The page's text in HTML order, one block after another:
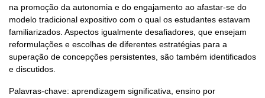
na promoção da autonomia e do engajamento ao afastar-se do
modelo tradicional expositivo com o qual os estudantes estavam
familiarizados. Aspectos igualmente desafiadores, que ensejam
reformulações e escolhas de diferentes estratégias para a
superação de concepções persistentes, são também identificados
e discutidos.
Palavras-chave: aprendizagem significativa, ensino por